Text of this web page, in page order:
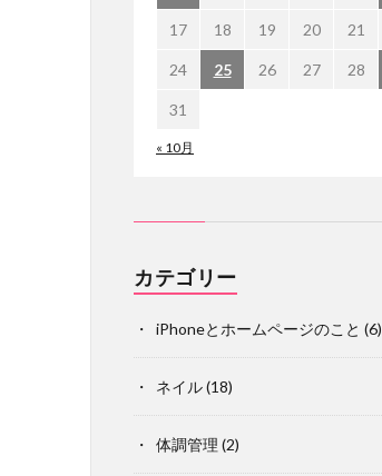
« 10月
17 18 19 20 21
24 25 26 27 28
31
カテゴリー
iPhoneとホームページのこと (6)
ネイル(18)
体調管理 (2)